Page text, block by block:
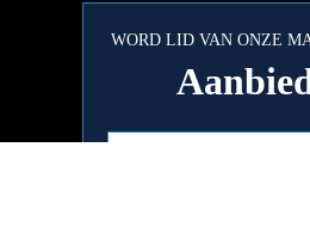
WORD LID VAN ONZE